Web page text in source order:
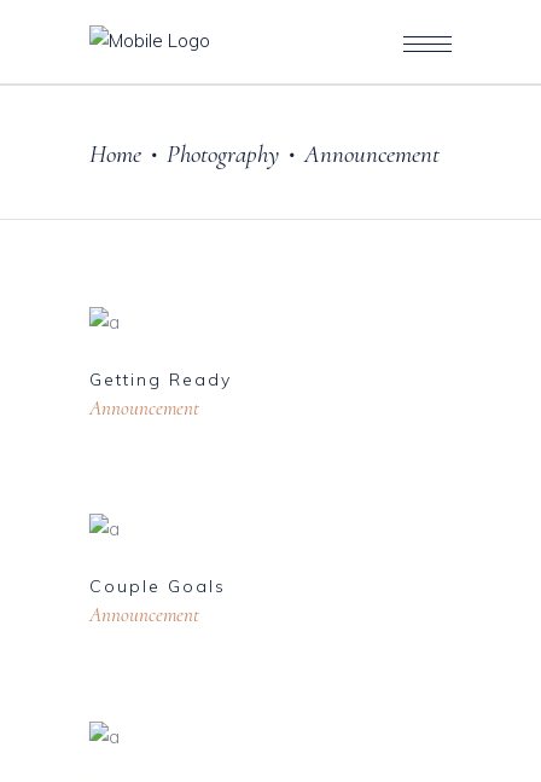
Home • Photography • Announcement
Getting Ready
Announcement
Couple Goals
Announcement